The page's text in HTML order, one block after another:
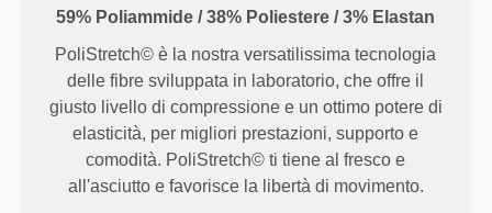
59% Poliammide / 38% Poliestere / 3% Elastan
PoliStretch© è la nostra versatilissima tecnologia
delle fibre sviluppata in laboratorio, che offre il
giusto livello di compressione e un ottimo potere di
elasticità, per migliori prestazioni, supporto e
comodità. PoliStretch© ti tiene al fresco e
all'asciutto e favorisce la libertà di movimento.